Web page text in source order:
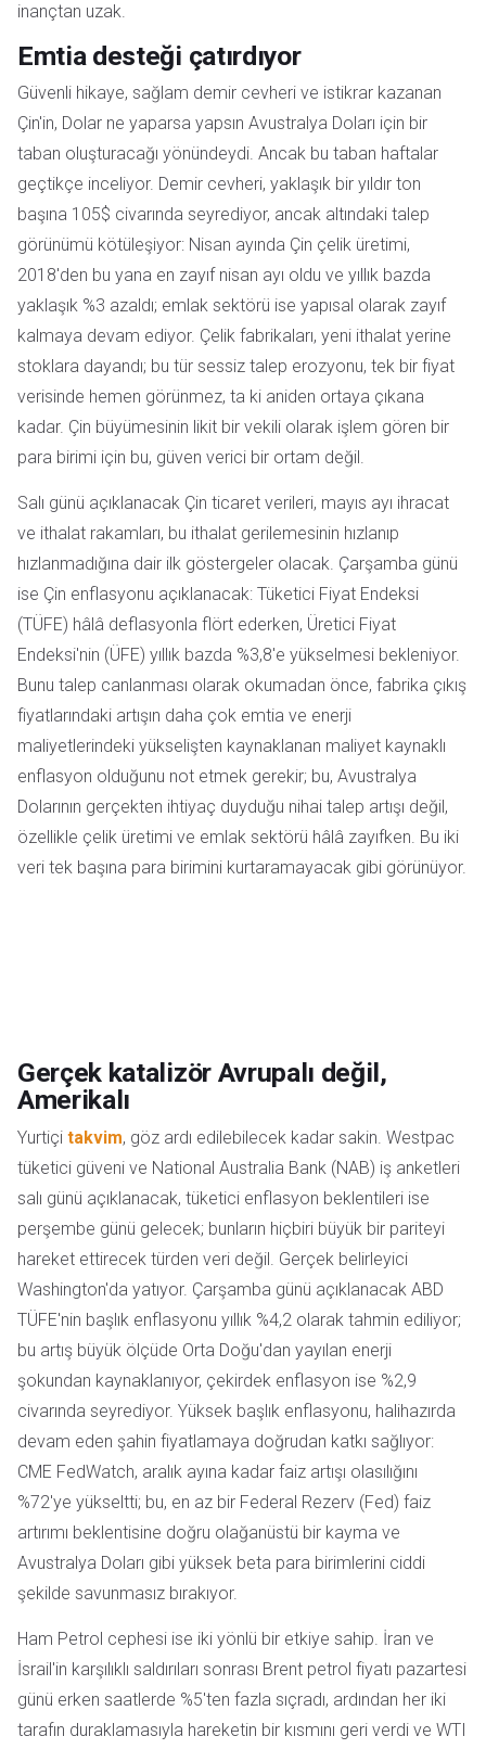
inançtan uzak.
Emtia desteği çatırdıyor
Güvenli hikaye, sağlam demir cevheri ve istikrar kazanan
Çin'in, Dolar ne yaparsa yapsın Avustralya Doları için bir
taban oluşturacağı yönündeydi. Ancak bu taban haftalar
geçtikçe inceliyor. Demir cevheri, yaklaşık bir yıldır ton
başına 105$ civarında seyrediyor, ancak altındaki talep
görünümü kötüleşiyor: Nisan ayında Çin çelik üretimi,
2018'den bu yana en zayıf nisan ayı oldu ve yıllık bazda
yaklaşık %3 azaldı; emlak sektörü ise yapısal olarak zayıf
kalmaya devam ediyor. Çelik fabrikaları, yeni ithalat yerine
stoklara dayandı; bu tür sessiz talep erozyonu, tek bir fiyat
verisinde hemen görünmez, ta ki aniden ortaya çıkana
kadar. Çin büyümesinin likit bir vekili olarak işlem gören bir
para birimi için bu, güven verici bir ortam değil.
Salı günü açıklanacak Çin ticaret verileri, mayıs ayı ihracat
ve ithalat rakamları, bu ithalat gerilemesinin hızlanıp
hızlanmadığına dair ilk göstergeler olacak. Çarşamba günü
ise Çin enflasyonu açıklanacak: Tüketici Fiyat Endeksi
(TÜFE) hâlâ deflasyonla flört ederken, Üretici Fiyat
Endeksi'nin (ÜFE) yıllık bazda %3,8'e yükselmesi bekleniyor.
Bunu talep canlanması olarak okumadan önce, fabrika çıkış
fiyatlarındaki artışın daha çok emtia ve enerji
maliyetlerindeki yükselişten kaynaklanan maliyet kaynaklı
enflasyon olduğunu not etmek gerekir; bu, Avustralya
Dolarının gerçekten ihtiyaç duyduğu nihai talep artışı değil,
özellikle çelik üretimi ve emlak sektörü hâlâ zayıfken. Bu iki
veri tek başına para birimini kurtaramayacak gibi görünüyor.
Gerçek katalizör Avrupalı değil,
Amerikalı
Yurtiçi takvim, göz ardı edilebilecek kadar sakin. Westpac
tüketici güveni ve National Australia Bank (NAB) iş anketleri
salı günü açıklanacak, tüketici enflasyon beklentileri ise
perşembe günü gelecek; bunların hiçbiri büyük bir pariteyi
hareket ettirecek türden veri değil. Gerçek belirleyici
Washington'da yatıyor. Çarşamba günü açıklanacak ABD
TÜFE'nin başlık enflasyonu yıllık %4,2 olarak tahmin ediliyor;
bu artış büyük ölçüde Orta Doğu'dan yayılan enerji
şokundan kaynaklanıyor, çekirdek enflasyon ise %2,9
civarında seyrediyor. Yüksek başlık enflasyonu, halihazırda
devam eden şahin fiyatlamaya doğrudan katkı sağlıyor:
CME FedWatch, aralık ayına kadar faiz artışı olasılığını
%72'ye yükseltti; bu, en az bir Federal Rezerv (Fed) faiz
artırımı beklentisine doğru olağanüstü bir kayma ve
Avustralya Doları gibi yüksek beta para birimlerini ciddi
şekilde savunmasız bırakıyor.
Ham Petrol cephesi ise iki yönlü bir etkiye sahip. İran ve
İsrail'in karşılıklı saldırıları sonrası Brent petrol fiyatı pazartesi
günü erken saatlerde %5'ten fazla sıçradı, ardından her iki
tarafın duraklamasıyla hareketin bir kısmını geri verdi ve WTI